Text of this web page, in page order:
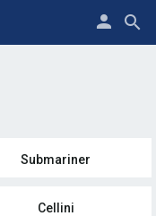
Submariner
Cellini